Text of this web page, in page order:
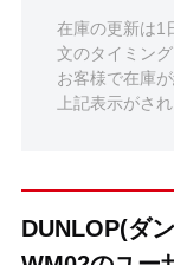
在庫の更新は1
文のタイミン
お客様で在庫
上記表示がさ
DUNLOP(ダ